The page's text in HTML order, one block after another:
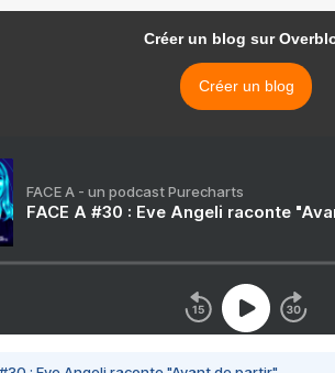
Créer un blog sur
Créer un blog
FACE A - un podcast Purecharts
FACE A #30 : Eve Angeli raconte